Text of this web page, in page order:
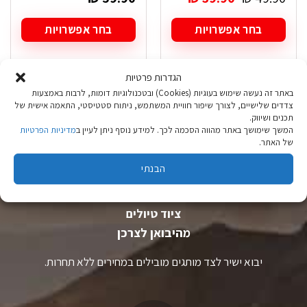
הגדרות פרטיות
באתר זה נעשה שימוש בעוגיות (Cookies) ובטכנולוגיות דומות, לרבות באמצעות
צדדים שלישיים, לצורך שיפור חוויית המשתמש, ניתוח סטטיסטי, התאמה אישית של
תכנים ושיווק.
המשך שימושך באתר מהווה הסכמה לכך. למידע נוסף ניתן לעיין במדיניות הפרטיות
של האתר.
הבנתי
המקורי
היה:
₪ 49.90.
הנוכחי
₪ 39.90.
בחר אפשרויות
למוצר
סוגים.
ניתן
לבחור
את
האפשרויות
בחר אפשרויות
למוצר
יש
מספר
סוגים.
ניתן
לבחור
האפשרויות
ציוד טיולים
מהיבואן לצרכן
יבוא ישיר לצד מותגים מובילים במחירים ללא תחרות.